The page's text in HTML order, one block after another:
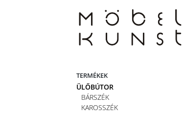
TERMÉKEK
ÜLŐBÚTOR
BÁRSZÉK
KAROSSZÉK